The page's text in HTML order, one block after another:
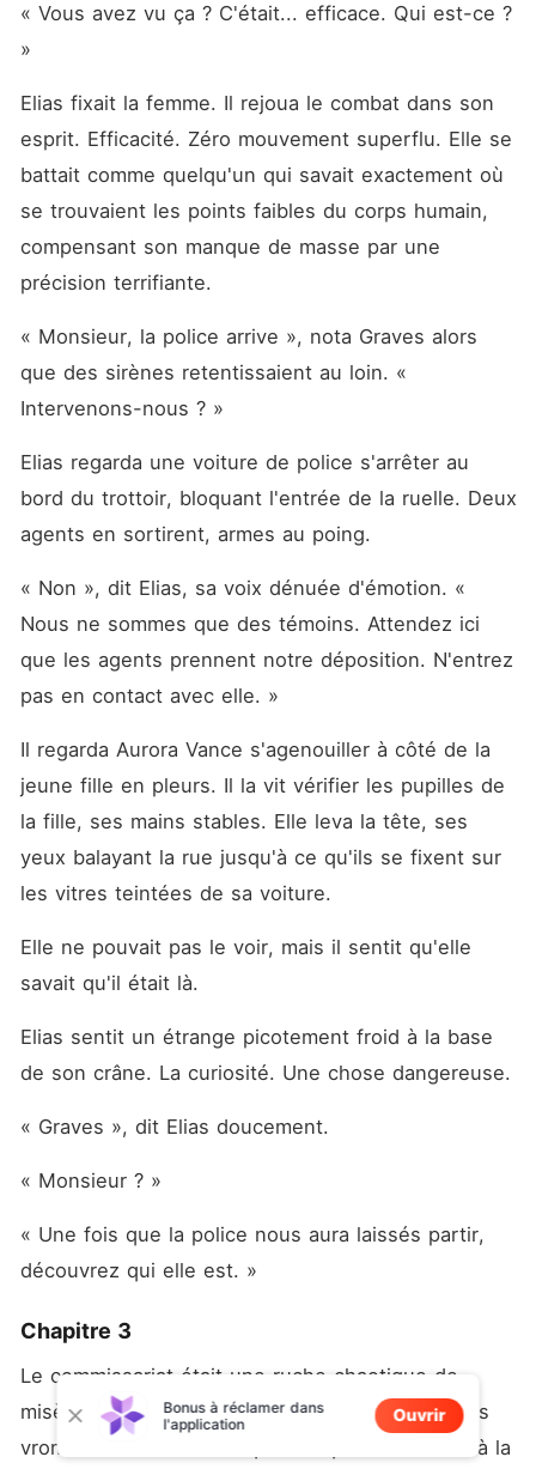
« Vous avez vu ça ? C'était... efficace. Qui est-ce ?
»
Elias fixait la femme. Il rejoua le combat dans son
esprit. Efficacité. Zéro mouvement superflu. Elle se
battait comme quelqu'un qui savait exactement où
se trouvaient les points faibles du corps humain,
compensant son manque de masse par une
précision terrifiante.
« Monsieur, la police arrive », nota Graves alors
que des sirènes retentissaient au loin. «
Intervenons-nous ? »
Elias regarda une voiture de police s'arrêter au
bord du trottoir, bloquant l'entrée de la ruelle. Deux
agents en sortirent, armes au poing.
« Non », dit Elias, sa voix dénuée d'émotion. «
Nous ne sommes que des témoins. Attendez ici
que les agents prennent notre déposition. N'entrez
pas en contact avec elle. »
Il regarda Aurora Vance s'agenouiller à côté de la
jeune fille en pleurs. Il la vit vérifier les pupilles de
la fille, ses mains stables. Elle leva la tête, ses
yeux balayant la rue jusqu'à ce qu'ils se fixent sur
les vitres teintées de sa voiture.
Elle ne pouvait pas le voir, mais il sentit qu'elle
savait qu'il était là.
Elias sentit un étrange picotement froid à la base
de son crâne. La curiosité. Une chose dangereuse.
« Graves », dit Elias doucement.
« Monsieur ? »
« Une fois que la police nous aura laissés partir,
découvrez qui elle est. »
Chapitre 3
Le commissariat était une ruche chaotique de
misère et de bureaucratie. Au plafond, les néons
vrombissaient à une fréquence qui donnait mal à la
Bonus à réclamer dans
l'application
Ouvrir